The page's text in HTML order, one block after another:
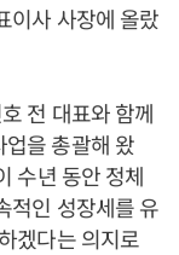
이사 사장에 올랐
전 대표와 함께
을 총괄해 왔
수년 동안 정체
적인 성장세를 유
겠다는 의지로